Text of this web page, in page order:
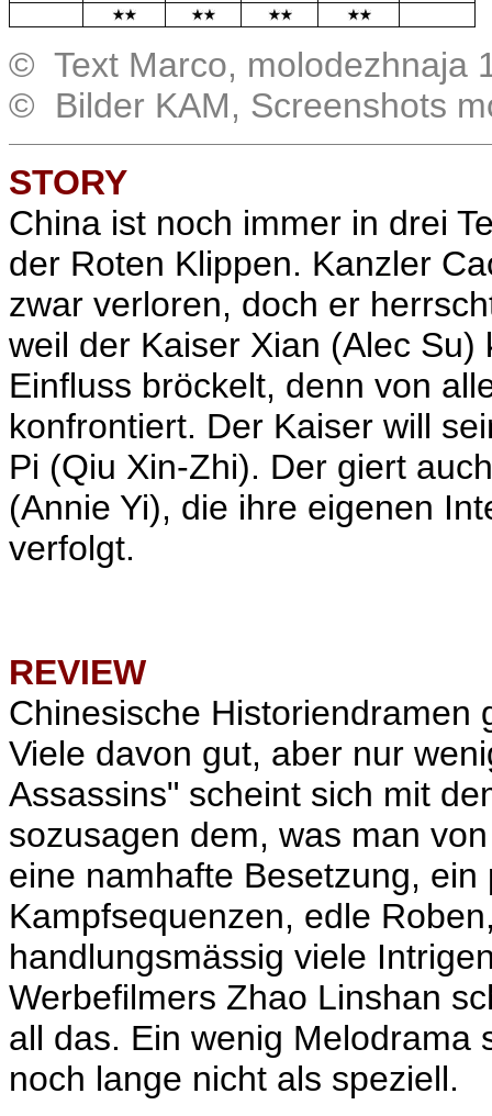
© Text Marco, molodezhnaja
© Bilder KAM, Screenshots
STORY
China ist noch immer in drei
der Roten Klippen. Kanzler
zwar verloren, doch er
weil der Kaiser Xian (Alec
Einfluss bröckelt, denn von
konfrontiert. Der Kaiser will
Pi (Qiu Xin-Zhi). Der giert
(Annie Yi), die ihre eigenen
verfolgt.
REVIEW
Chinesische Historiendramen
Viele davon gut, aber nur
Assassins" scheint sich mit
sozusagen dem, was man
eine namhafte Besetzung,
Kampfsequenzen, edle
handlungsmässig viele
Werbefilmers Zhao Linshan
all das. Ein wenig Melodrama
noch lange nicht als speziell.